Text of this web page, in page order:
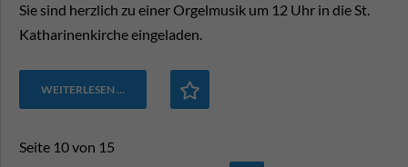
Sie sind herzlich zu einer Orgelmusik um 12 Uhr in die St.
Katharinenkirche eingeladen.
WEITERLESEN …
Seite 10 von 15